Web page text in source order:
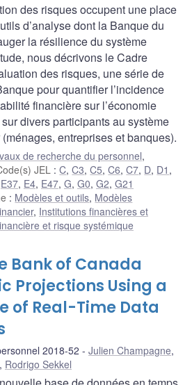
des risques occupent une place
d’analyse dont la Banque du
la résilience du système
nous décrivons le Cadre
des risques, une série de
pour quantifier l’incidence
financière sur l’économie
divers participants au système
entreprises et banques).
de recherche du personnel,
JEL :C,C3,C5,C6,C7, D, D1 ,
E37, E4, E47, G, G0, G2, G21
: Modèles et outils, Modèles
, Institutions financières et
et risque systémique
Bank of Canada
Projections Using a
of Real-Time Data
2018-52 Julien Champagne,
, Rodrigo Sekkel